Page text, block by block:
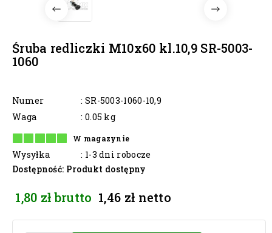
Śruba redliczki M10x60 kl.10,9 SR-5003-
1060
Numer
: SR-5003-1060-10,9
Waga
: 0.05 kg
W magazynie
Wysyłka
: 1-3 dni robocze
Dostępność: Produkt dostępny
1,80 zł brutto 1,46 zł netto